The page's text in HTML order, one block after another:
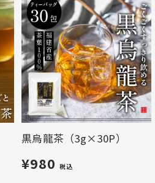
黒烏龍茶（3g×30P）
¥980税込